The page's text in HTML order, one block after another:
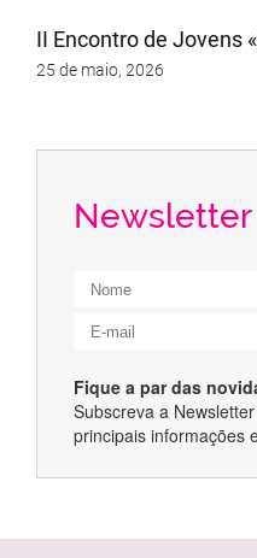
II Encontro de Jovens
25 de maio, 2026
Newsletter
Fique a par das
Subscreva a
principais informações